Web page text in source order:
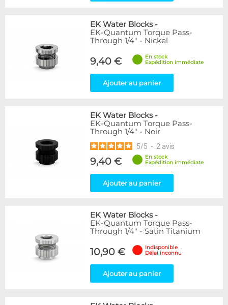
EK Water Blocks-
EK-Quantum Torque Pass-
Through 1/4" - Nickel
9,40 €
En stock
Expédition immédiate
Ajouter au panier
EK Water Blocks-
EK-Quantum Torque Pass-
Through 1/4" - Noir
5/5 - 2 avis
9,40 €
En stock
Expédition immédiate
Ajouter au panier
EK Water Blocks-
EK-Quantum Torque Pass-
Through 1/4" - Satin Titanium
10,90 €
Indisponible
Délai inconnu
Ajouter au panier